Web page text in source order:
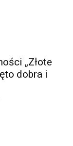
„Złote
dobra i